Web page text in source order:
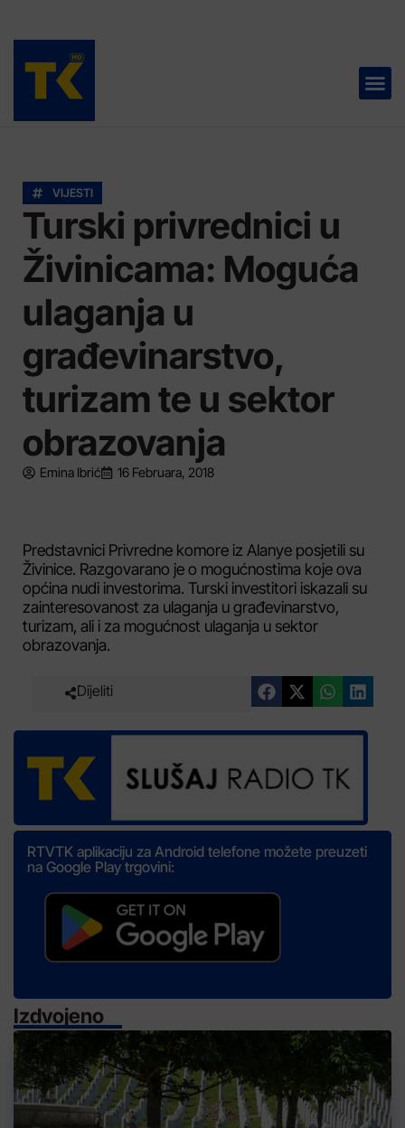
VIJESTI
Turski privrednici u
Živinicama: Moguća
ulaganja u
građevinarstvo,
turizam te u sektor
obrazovanja
Emina Ibrić 16 Februara, 2018
Predstavnici Privredne komore iz Alanye posjetili su
Živinice. Razgovarano je o mogućnostima koje ova
općina nudi investorima. Turski investitori iskazali su
zainteresovanost za ulaganja u građevinarstvo,
turizam, ali i za mogućnost ulaganja u sektor
obrazovanja.
Dijeliti
RTVTK aplikaciju za Android telefone možete preuzeti
na Google Play trgovini:
Izdvojeno